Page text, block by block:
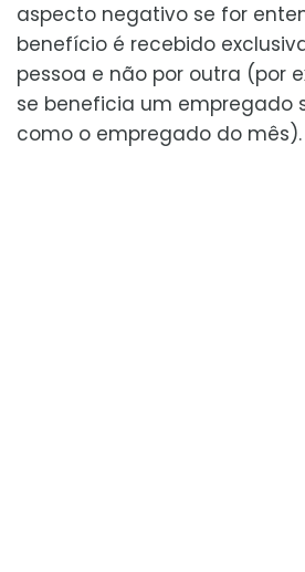
aspecto negativo se for
benefício é recebido
pessoa e não por outra (por
se beneficia um empregado
como o empregado do mês).